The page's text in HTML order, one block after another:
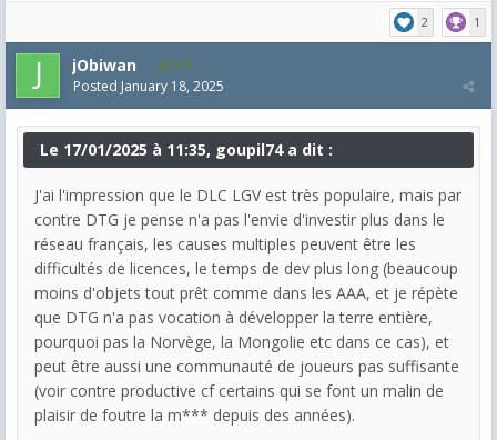
2 1
jObiwan 870
Posted January 18, 2025
Le 17/01/2025 à 11:35, goupil74 a dit :
J'ai l'impression que le DLC LGV est très populaire, mais par
contre DTG je pense n'a pas l'envie d'investir plus dans le
réseau français, les causes multiples peuvent être les
difficultés de licences, le temps de dev plus long (beaucoup
moins d'objets tout prêt comme dans les AAA, et je répète
que DTG n'a pas vocation à développer la terre entière,
pourquoi pas la Norvège, la Mongolie etc dans ce cas), et
peut être aussi une communauté de joueurs pas suffisante
(voir contre productive cf certains qui se font un malin de
plaisir de foutre la m*** depuis des années).